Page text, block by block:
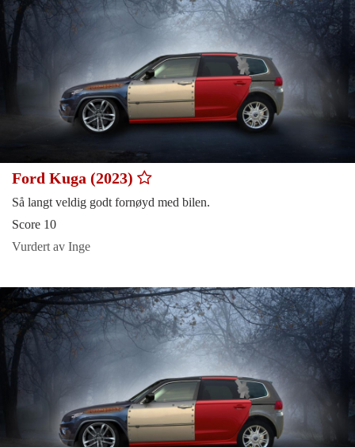
Ford Kuga (2023)
Så langt veldig godt fornøyd med bilen.
Score 10
Vurdert av Inge